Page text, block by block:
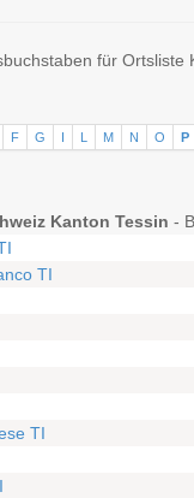
für
F G I L M N O P
Kanton Tessin -
TI
TI